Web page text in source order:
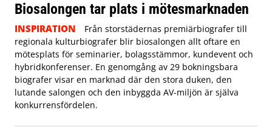
Biosalongen tar plats i mötesmarknaden
INSPIRATION
Från storstädernas premiärbiografer till
regionala kulturbiografer blir biosalongen allt oftare en
mötesplats för seminarier, bolagsstämmor, kundevent och
hybridkonferenser. En genomgång av 29 bokningsbara
biografer visar en marknad där den stora duken, den
lutande salongen och den inbyggda AV-miljön är själva
konkurrensfördelen.